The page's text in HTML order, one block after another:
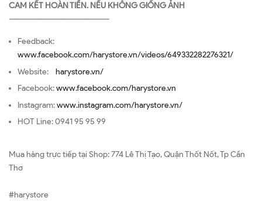
CAM KẾT HOÀN TIỀN. NẾU KHÔNG GIỐNG ẢNH
—————————————————
Feedback:
www.facebook.com/harystore.vn/videos/649332282276321/
Website: harystore.vn/
Facebook:www.facebook.com/harystore.vn
Instagram:www.instagram.com/harystore.vn/
HOT Line: 0941 95 95 99
Mua hàng trực tiếp tại Shop: 774 Lê Thị Tạo, Quận Thốt Nốt, Tp Cần
Thơ
#harystore